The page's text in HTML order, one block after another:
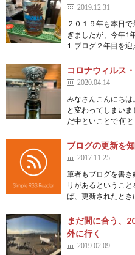
2019.12.31
２０１９年も本日
ぎましたが、今年1
1. ブログ２年目を
コロナウィルス
2020.04.14
みなさんこんにちは
と変わってしまい
だ中といことで 何
ブログの更新を
2017.11.25
筆者もブログを書
リがあるというこ
ば、更新されたと
まだ間に合う、
外に行く
2019.02.09